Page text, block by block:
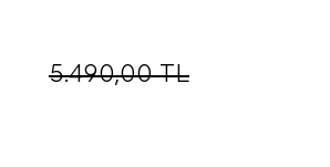
5.490,00TL